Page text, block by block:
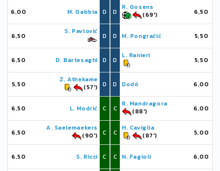
6,00 M. Gabbia D
6,50
S. Pavlović
D
6,50 D. Bartesaghi D
5,50
Z. Athekame
(57')
D
6,50 L. Modrić C
6,50
A. Saelemaekers
(90')
C
6,50 S. Ricci C
D
R. Gosens
(69')
6,50
D M. Pongračić 5,50
D
L. Ranieri
5,50
D Dodô 6,00
C
R. Mandragora
(88')
6,00
C
H. Caviglia
(87')
5,00
C N. Fagioli 6,00